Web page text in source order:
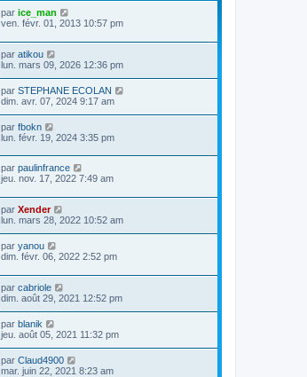
par ice_man
ven. févr. 01, 2013 10:57 pm
par atikou
lun. mars 09, 2026 12:36 pm
par STEPHANE ECOLAN
dim. avr. 07, 2024 9:17 am
par fbokn
lun. févr. 19, 2024 3:35 pm
par paulinfrance
jeu. nov. 17, 2022 7:49 am
par Xender
lun. mars 28, 2022 10:52 am
par yanou
dim. févr. 06, 2022 2:52 pm
par cabriole
dim. août 29, 2021 12:52 pm
par blanik
jeu. août 05, 2021 11:32 pm
par Claud4900
mar. juin 22, 2021 8:23 am